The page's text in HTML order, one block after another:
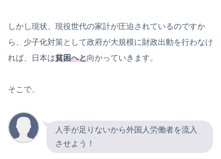
しかし現状、現役世代の家計が圧迫されているのですか
ら、少子化対策として政府が大規模に財政出動を行わなけ
れば、日本は貧困へと向かっていきます。
そこで、
人手が足りないから外国人労働者を流入
させよう！